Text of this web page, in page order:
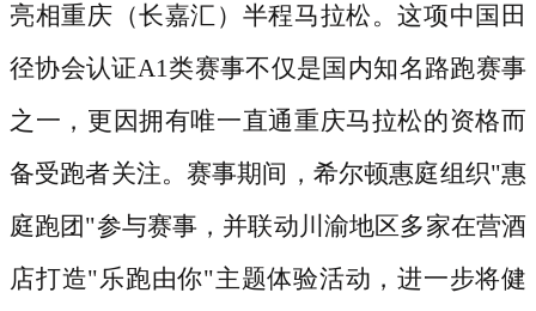
亮相重庆（长嘉汇）半程马拉松。这项中国田
径协会认证A1类赛事不仅是国内知名路跑赛事
之一，更因拥有唯一直通重庆马拉松的资格而
备受跑者关注。赛事期间，希尔顿惠庭组织"惠
庭跑团"参与赛事，并联动川渝地区多家在营酒
店打造"乐跑由你"主题体验活动，进一步将健